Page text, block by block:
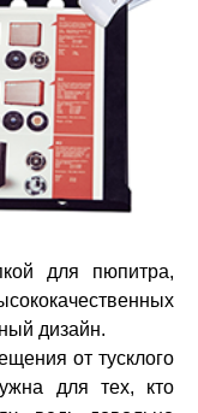
для пюпитра,
дизайн.
от тусклого
для тех, кто